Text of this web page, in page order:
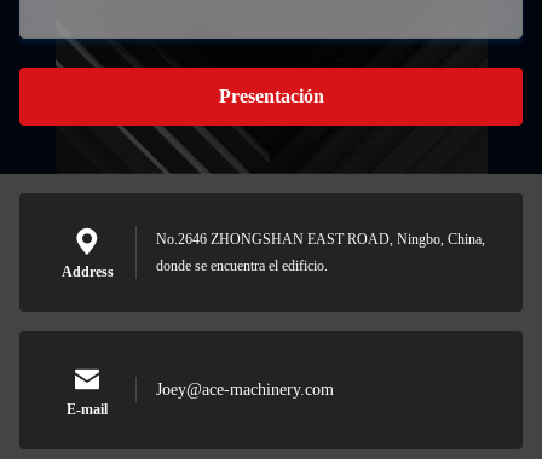
Presentación
Address
No.2646 ZHONGSHAN EAST ROAD, Ningbo, China,
donde se encuentra el edificio.
E-mail
Joey@ace-machinery.com